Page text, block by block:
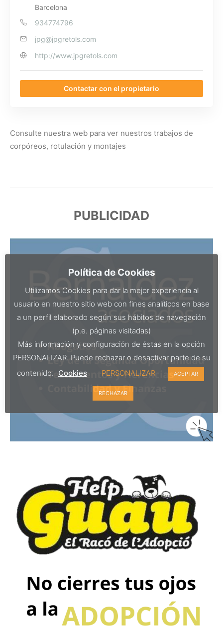
Barcelona
934774796
jpg@jpgretols.com
http://www.jpgretols.com
Contactar con el propietario
Consulte nuestra web para ver nuestros trabajos de
corpóreos, rotulación y montajes
PUBLICIDAD
Política de Cookies
Utilizamos Cookies para dar la mejor experiencia al
usuario en nuestro sitio web con fines analíticos en base
a un perfil elaborado según sus hábitos de navegación
(p.e. páginas visitadas)
Más información y configuración de éstas en la opción
PERSONALIZAR. Puede rechazar o desactivar parte de su
contenido. Cookies PERSONALIZAR ACEPTAR
RECHAZAR